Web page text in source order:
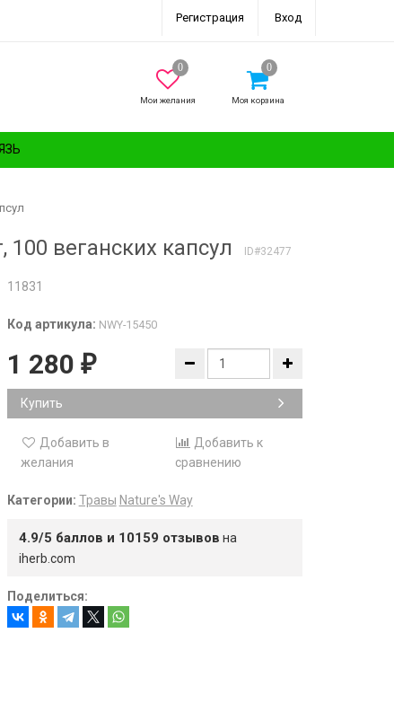
Регистрация Вход
Мои желания Моя корзина
100 веганских капсул ID#32477
11831
Код артикула: NWY-15450
1 280 ₽
Купить
Добавить в
желания
Добавить к
сравнению
Категории: Травы Nature's Way
4.9/5 баллов и 10159 отзывов на
iherb.com
Поделиться: